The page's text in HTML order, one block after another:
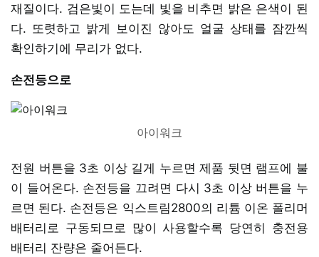
재질이다. 검은빛이 도는데 빛을 비추면 밝은 은색이 된
다. 또렷하고 밝게 보이진 않아도 얼굴 상태를 잠깐씩
확인하기에 무리가 없다.
손전등으로
아이워크
전원 버튼을 3초 이상 길게 누르면 제품 뒷면 램프에 불
이 들어온다. 손전등을 끄려면 다시 3초 이상 버튼을 누
르면 된다. 손전등은 익스트림2800의 리튬 이온 폴리머
배터리로 구동되므로 많이 사용할수록 당연히 충전용
배터리 잔량은 줄어든다.